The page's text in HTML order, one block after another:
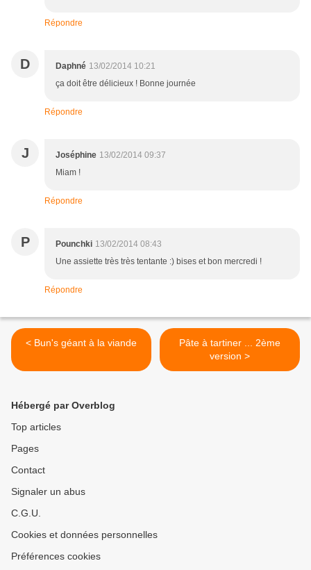
Répondre
D Daphné 13/02/2014 10:21
ça doit être délicieux ! Bonne journée
Répondre
J Joséphine 13/02/2014 09:37
Miam !
Répondre
P Pounchki 13/02/2014 08:43
Une assiette très très tentante :) bises et bon mercredi !
Répondre
< Bun's géant à la viande
Pâte à tartiner ... 2ème
version >
Hébergé par Overblog
Top articles
Pages
Contact
Signaler un abus
C.G.U.
Cookies et données personnelles
Préférences cookies